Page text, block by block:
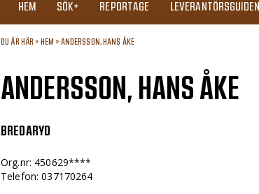
HEM SÖK+ REPORTAGE LEVERANTÖRSGUIDEN
DU ÄR HÄR » HEM » ANDERSSON, HANS ÅKE
ANDERSSON, HANS ÅKE
BREDARYD
Org.nr: 450629****
Telefon: 037170264